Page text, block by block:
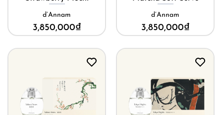
d’Annam
3,850,000₫
d’Annam
3,850,000₫